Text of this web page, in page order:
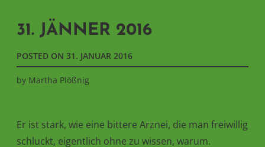
31. JÄNNER 2016
POSTED ON 31. JANUAR 2016
by Martha Plößnig
Er ist stark, wie eine bittere Arznei, die man freiwillig
schluckt, eigentlich ohne zu wissen, warum.